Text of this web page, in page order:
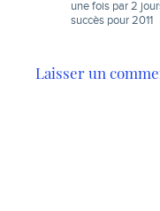
une fois par 2
succès pour 2011
Laisser un